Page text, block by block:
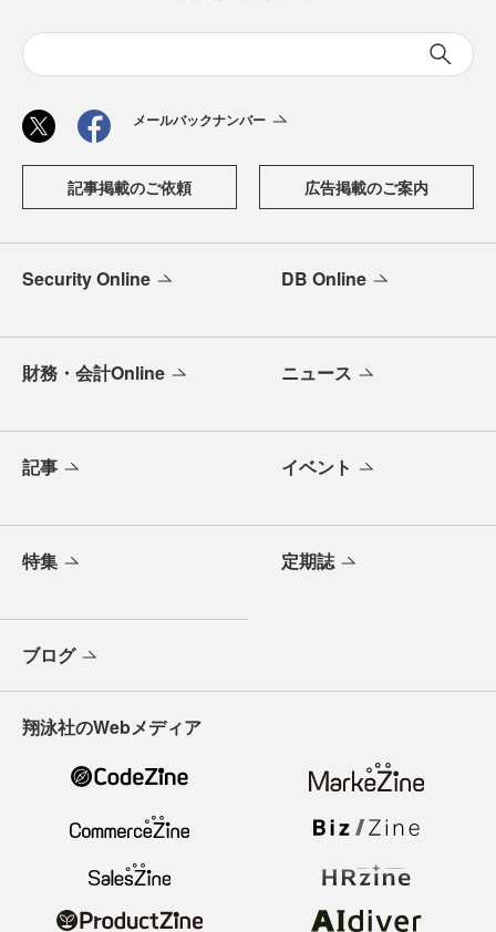
メールバックナンバー
記事掲載のご依頼 広告掲載のご案内
Security Online DB Online
財務・会計Online ニュース
記事 イベント
特集 定期誌
ブログ
翔泳社のWebメディア